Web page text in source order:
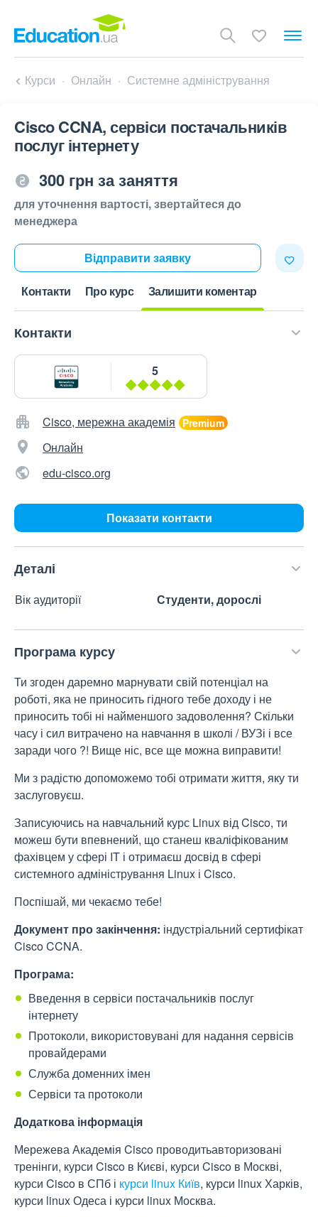
Курси Онлайн Системне адміністрування
Cisco CCNA, сервіси постачальників
послуг інтернету
300 грн за заняття
для уточнення вартості, звертайтеся до
менеджера
Відправити заявку
Контакти Про курс Залишити коментар
Контакти
5
Cisco, мережна академія
Онлайн
edu-cisco.org
Показати контакти
Деталі
Вік аудиторії Студенти, дорослі
Програма курсу
Ти згоден даремно марнувати свій потенціал на
роботі, яка не приносить гідного тебе доходу і не
приносить тобі ні найменшого задоволення? Скільки
часу і сил витрачено на навчання в школі / ВУЗі і все
заради чого ?! Вище ніс, все ще можна виправити!
Ми з радістю допоможемо тобі отримати життя, яку ти
заслуговуєш.
Записуючись на навчальний курс Linux від Cisco, ти
можеш бути впевнений, що станеш кваліфікованим
фахівцем у сфері IT і отримаєш досвід в сфері
системного адміністрування Linux і Cisco.
Поспішай, ми чекаємо тебе!
Документ про закінчення: індустріальний сертифікат
Cisco CCNA.
Програма:
Введення в сервіси постачальників послуг
інтернету
Протоколи, використовувані для надання сервісів
провайдерами
Служба доменних імен
Сервіси та протоколи
Додаткова інформація
Мережева Академія Cisco проводитьавторизовані
тренінги, курси Cisco в Києві, курси Cisco в Москві,
курси Cisco в СПб і курси linux Київ, курси linux Харків,
курси linux Одеса і курси linux Москва.